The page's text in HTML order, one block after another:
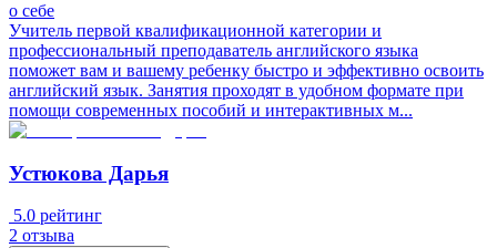
о себе
Учитель первой квалификационной категории и
профессиональный преподаватель английского языка
поможет вам и вашему ребенку быстро и эффективно освоить
английский язык. Занятия проходят в удобном формате при
помощи современных пособий и интерактивных м...
Устюкова Дарья
5.0 рейтинг
2 отзыва